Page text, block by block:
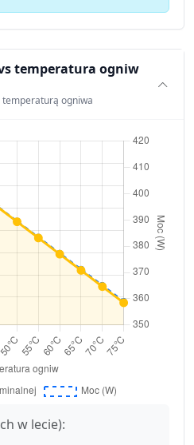
temperatura ogniw
temperaturą ogniwa
w lecie):